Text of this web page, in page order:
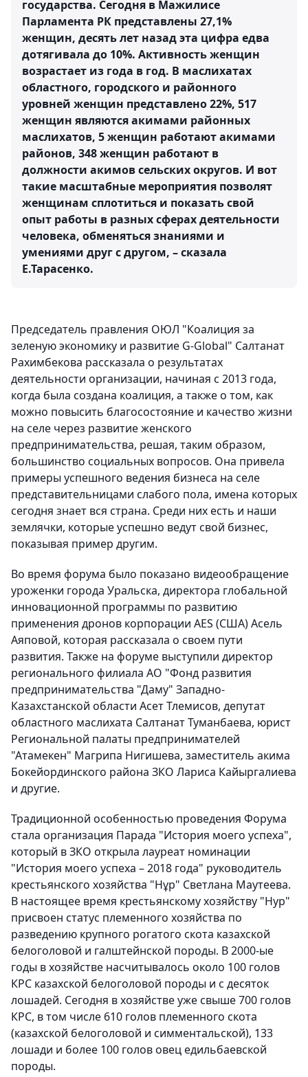
государства. Сегодня в Мажилисе
Парламента РК представлены 27,1%
женщин, десять лет назад эта цифра едва
дотягивала до 10%. Активность женщин
возрастает из года в год. В маслихатах
областного, городского и районного
уровней женщин представлено 22%, 517
женщин являются акимами районных
маслихатов, 5 женщин работают акимами
районов, 348 женщин работают в
должности акимов сельских округов. И вот
такие масштабные мероприятия позволят
женщинам сплотиться и показать свой
опыт работы в разных сферах деятельности
человека, обменяться знаниями и
умениями друг с другом, – сказала
Е.Тарасенко.
Председатель правления ОЮЛ "Коалиция за
зеленую экономику и развитие G-Global" Салтанат
Рахимбекова рассказала о результатах
деятельности организации, начиная с 2013 года,
когда была создана коалиция, а также о том, как
можно повысить благосостояние и качество жизни
на селе через развитие женского
предпринимательства, решая, таким образом,
большинство социальных вопросов. Она привела
примеры успешного ведения бизнеса на селе
представительницами слабого пола, имена которых
сегодня знает вся страна. Среди них есть и наши
землячки, которые успешно ведут свой бизнес,
показывая пример другим.
Во время форума было показано видеообращение
уроженки города Уральска, директора глобальной
инновационной программы по развитию
применения дронов корпорации AES (США) Асель
Аяповой, которая рассказала о своем пути
развития. Также на форуме выступили директор
регионального филиала АО "Фонд развития
предпринимательства "Даму" Западно-
Казахстанской области Асет Тлемисов, депутат
областного маслихата Салтанат Туманбаева, юрист
Региональной палаты предпринимателей
"Атамекен" Магрипа Нигишева, заместитель акима
Бокейординского района ЗКО Лариса Кайыргалиева
и другие.
Традиционной особенностью проведения Форума
стала организация Парада "История моего успеха",
который в ЗКО открыла лауреат номинации
"История моего успеха – 2018 года" руководитель
крестьянского хозяйства "Нұр" Светлана Маутеева.
В настоящее время крестьянскому хозяйству "Нур"
присвоен статус племенного хозяйства по
разведению крупного рогатого скота казахской
белоголовой и галштейнской породы. В 2000-ые
годы в хозяйстве насчитывалось около 100 голов
КРС казахской белоголовой породы и с десяток
лошадей. Сегодня в хозяйстве уже свыше 700 голов
КРС, в том числе 610 голов племенного скота
(казахской белоголовой и симментальской), 133
лошади и более 100 голов овец едильбаевской
породы.